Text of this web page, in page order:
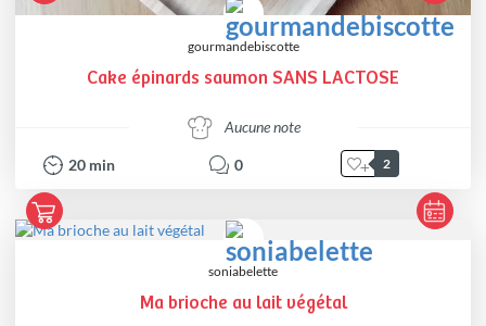
gourmandebiscotte
Cake épinards saumon SANS LACTOSE
Aucune note
20 min 0 2
soniabelette
Ma brioche au lait végétal